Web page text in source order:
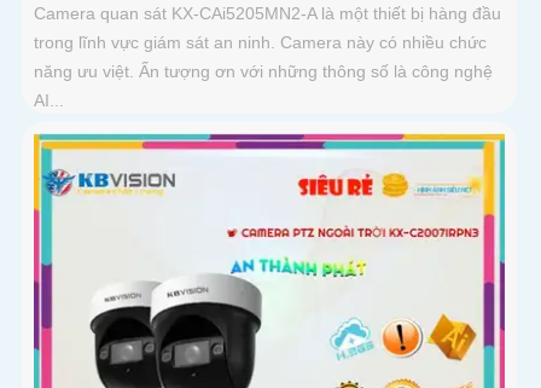
Camera quan sát KX-CAi5205MN2-A là một thiết bị hàng đầu
trong lĩnh vực giám sát an ninh. Camera này có nhiều chức
năng ưu việt. Ấn tượng ơn với những thông số là công nghệ
AI...